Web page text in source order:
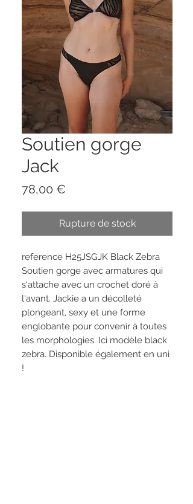
Soutien gorge
Jack
78,00 €
Rupture de stock
reference H25JSGJK Black Zebra
Soutien gorge avec armatures qui
s'attache avec un crochet doré à
l'avant. Jackie a un décolleté
plongeant, sexy et une forme
englobante pour convenir à toutes
les morphologies. Ici modèle black
zebra. Disponible également en uni
!